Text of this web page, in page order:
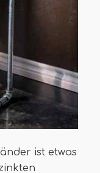
ist etwas